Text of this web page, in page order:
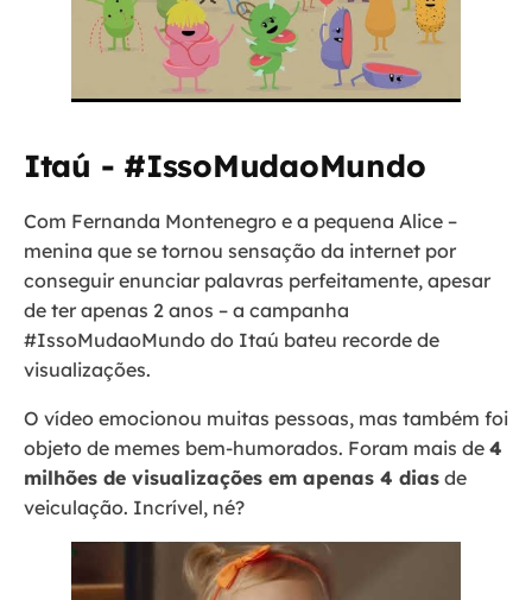
Itaú - #IssoMudaoMundo
Com Fernanda Montenegro e a pequena Alice –
menina que se tornou sensação da internet por
conseguir enunciar palavras perfeitamente, apesar
de ter apenas 2 anos – a campanha
#IssoMudaoMundo do Itaú bateu recorde de
visualizações.
O vídeo emocionou muitas pessoas, mas também foi
objeto de memes bem-humorados. Foram mais de 4
milhões de visualizações em apenas 4 dias de
veiculação. Incrível, né?